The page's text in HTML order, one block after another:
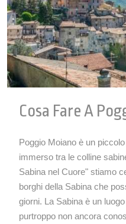
Cosa Fare A
Poggio Moiano è un
immerso tra le colline
Sabina nel Cuore" stiamo
borghi della Sabina che
giorni. La Sabina è un
purtroppo non ancora